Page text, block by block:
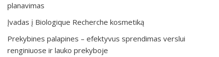
planavimas
Įvadas į Biologique Recherche kosmetiką
Prekybines palapines – efektyvus sprendimas verslui
renginiuose ir lauko prekyboje